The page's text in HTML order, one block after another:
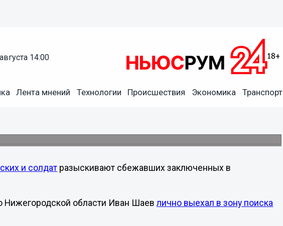
14:00
Лента мнений Технологии Происшествия Экономика Транспорт
и солдат разыскивают сбежавших заключенных в
Нижегородской области Иван Шаевлично выехал в зону поиска